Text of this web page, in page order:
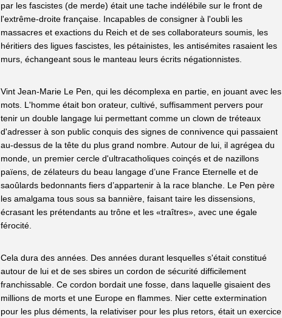
par les fascistes (de merde) était une tache indélébile sur le front de
l'extrême-droite française. Incapables de consigner à l'oubli les
massacres et exactions du Reich et de ses collaborateurs soumis, les
héritiers des ligues fascistes, les pétainistes, les antisémites rasaient les
murs, échangeant sous le manteau leurs écrits négationnistes.
Vint Jean-Marie Le Pen, qui les décomplexa en partie, en jouant avec les
mots. L'homme était bon orateur, cultivé, suffisamment pervers pour
tenir un double langage lui permettant comme un clown de tréteaux
d'adresser à son public conquis des signes de connivence qui passaient
au-dessus de la tête du plus grand nombre. Autour de lui, il agrégea du
monde, un premier cercle d'ultracatholiques coinçés et de nazillons
païens, de zélateurs du beau langage d’une France Eternelle et de
saoûlards bedonnants fiers d’appartenir à la race blanche. Le Pen père
les amalgama tous sous sa bannière, faisant taire les dissensions,
écrasant les prétendants au trône et les «traîtres», avec une égale
férocité.
Cela dura des années. Des années durant lesquelles s'était constitué
autour de lui et de ses sbires un cordon de sécurité difficilement
franchissable. Ce cordon bordait une fosse, dans laquelle gisaient des
millions de morts et une Europe en flammes. Nier cette extermination
pour les plus déments, la relativiser pour les plus retors, était un exercice